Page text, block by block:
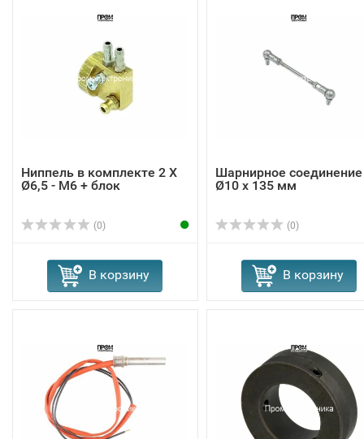
Ниппель в комплекте 2 X
Ø6,5 - M6 + блок
(0)
В корзину
Шарнирное соединение
Ø10 x 135 мм
(0)
В корзину